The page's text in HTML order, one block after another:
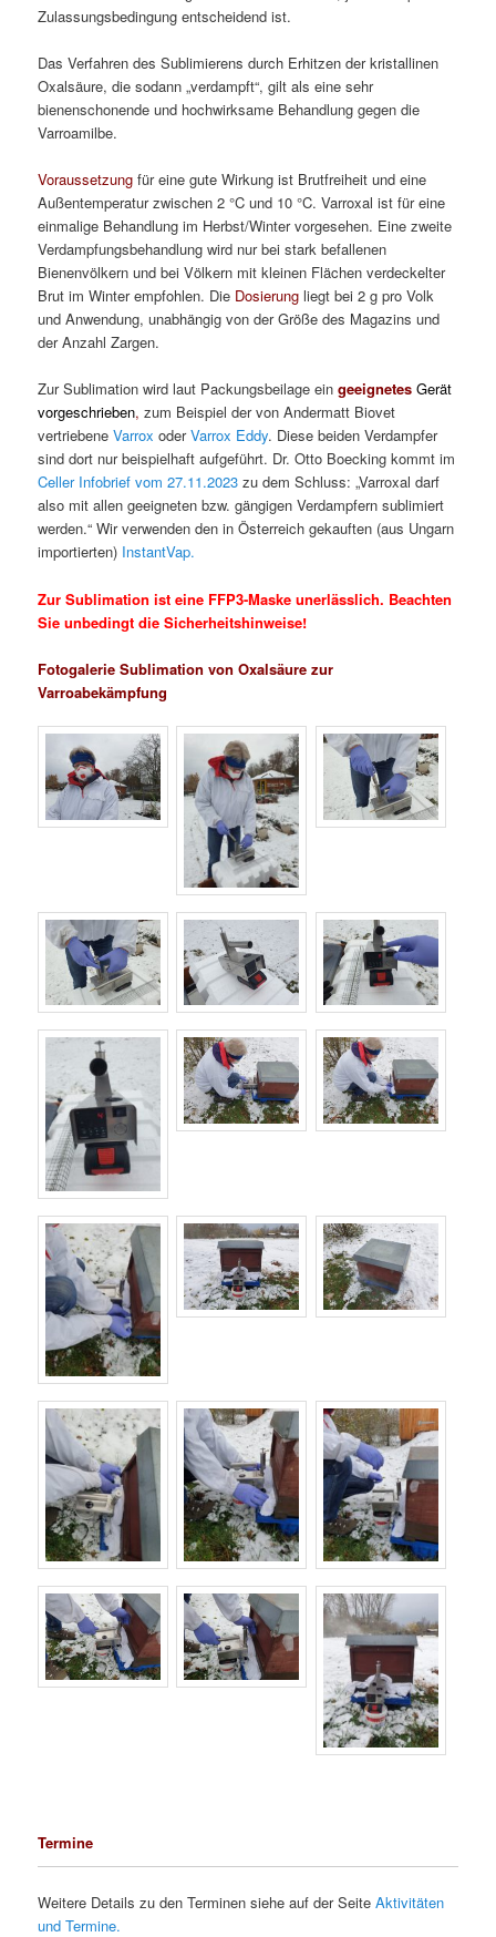
Zulassungsbedingung entscheidend ist.
Das Verfahren des Sublimierens durch Erhitzen der kristallinen
Oxalsäure, die sodann „verdampft“, gilt als eine sehr
bienenschonende und hochwirksame Behandlung gegen die
Varroamilbe.
Voraussetzung für eine gute Wirkung ist Brutfreiheit und eine
Außentemperatur zwischen 2 °C und 10 °C. Varroxal ist für eine
einmalige Behandlung im Herbst/Winter vorgesehen. Eine zweite
Verdampfungsbehandlung wird nur bei stark befallenen
Bienenvölkern und bei Völkern mit kleinen Flächen verdeckelter
Brut im Winter empfohlen. Die Dosierung liegt bei 2 g pro Volk
und Anwendung, unabhängig von der Größe des Magazins und
der Anzahl Zargen.
Zur Sublimation wird laut Packungsbeilage eingeeignetes Gerät
vorgeschrieben, zum Beispiel der von Andermatt Biovet
vertriebeneVarrox oderVarrox Eddy. Diese beiden Verdampfer
sind dort nur beispielhaft aufgeführt. Dr. Otto Boecking kommt im
Celler Infobrief vom 27.11.2023 zu dem Schluss: „Varroxal darf
also mit allen geeigneten bzw. gängigen Verdampfern sublimiert
werden.“ Wir verwenden den in Österreich gekauften (aus Ungarn
importierten) InstantVap.
Zur Sublimation ist eine FFP3-Maske unerlässlich. Beachten
Sie unbedingt die Sicherheitshinweise!
Fotogalerie Sublimation von Oxalsäure zur
Varroabekämpfung
Termine
Weitere Details zu den Terminen siehe auf der SeiteAktivitäten
und Termine.